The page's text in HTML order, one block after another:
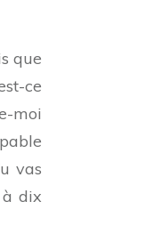
que
ce
moi
vas
dix